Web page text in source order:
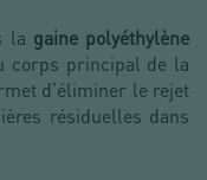
la gaine polyéthylène
corps principal de la
d’éliminer le rejet
résiduelles dans